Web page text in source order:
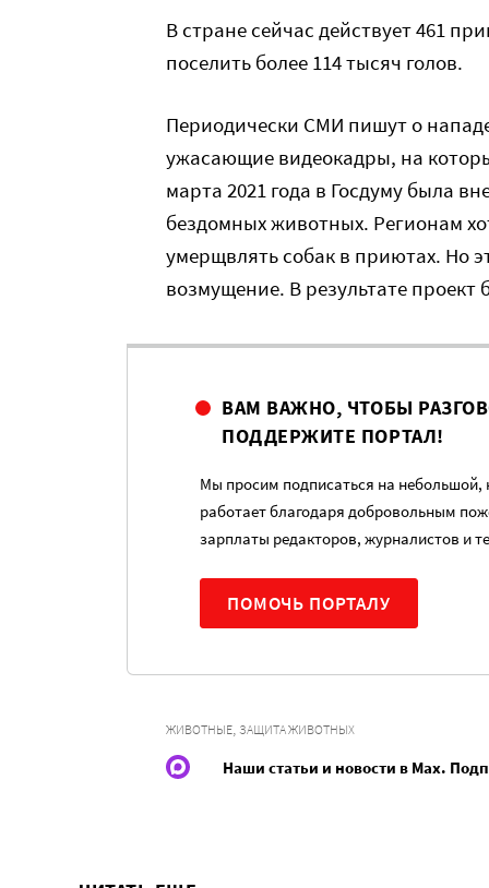
В стране сейчас действует 461
поселить более 114 тысяч голов.
Периодически СМИ пишут о
ужасающие видеокадры, на
марта 2021 года в Госдуму была
бездомных животных. Регионам
умерщвлять собак в приютах. Но
возмущение. В результате
ВАМ ВАЖНО, ЧТОБЫ
ПОДДЕРЖИТЕ ПОРТАЛ!
Мы просим подписаться на небольшой,
работает благодаря добровольным
зарплаты редакторов, журналистов и
ПОМОЧЬ ПОРТАЛУ
ЖИВОТНЫЕ, ЗАЩИТА ЖИВОТНЫХ
Наши статьи и новости в Max.